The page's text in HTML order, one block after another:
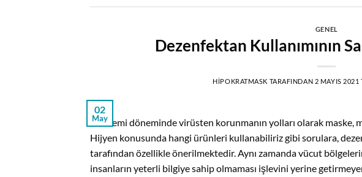
GENEL
Dezenfektan Kullanımının
HIPOKRATMASK TARAFINDAN 2 MAYIS 2021
02
May
Pandemi döneminde virüsten korunmanın yolları olarak maske,
Hijyen konusunda hangi ürünleri kullanabiliriz gibi sorulara,
tarafından özellikle önerilmektedir. Aynı zamanda vücut
insanların yeterli bilgiye sahip olmaması işlevini yerine